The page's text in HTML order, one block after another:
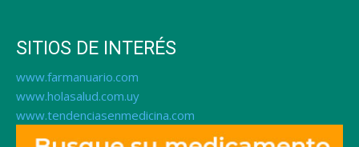
SITIOS DE INTERÉS
www.farmanuario.com
www.holasalud.com.uy
www.tendenciasenmedicina.com